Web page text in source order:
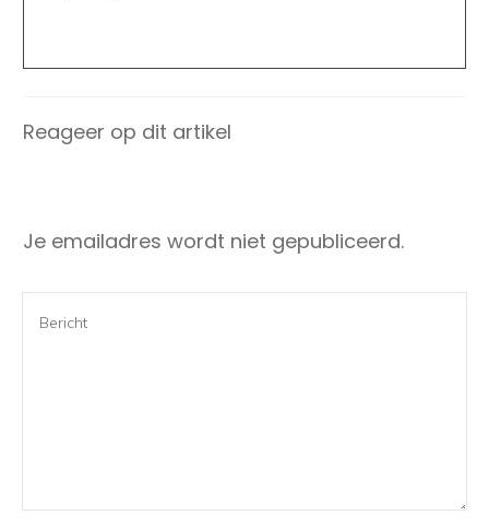
Reageer op dit artikel
Je emailadres wordt niet gepubliceerd.